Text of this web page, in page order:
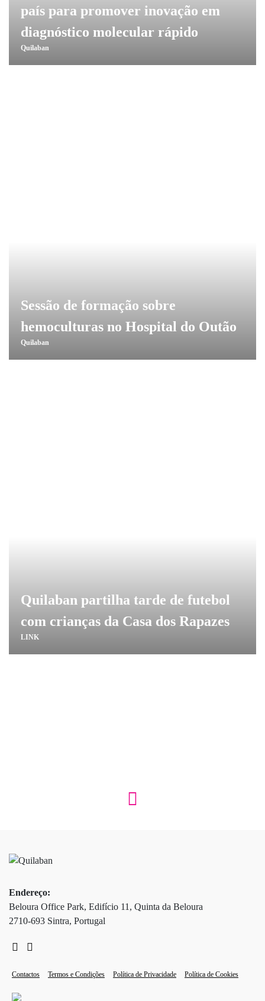
país para promover inovação em
diagnóstico molecular rápido
Quilaban
Sessão de formação sobre
hemoculturas no Hospital do Outão
Quilaban
Quilaban partilha tarde de futebol
com crianças da Casa dos Rapazes
LINK
Endereço:
Beloura Office Park, Edifício 11, Quinta da Beloura
2710-693 Sintra, Portugal
Contactos Termos e Condições Política de Privacidade Política de Cookies